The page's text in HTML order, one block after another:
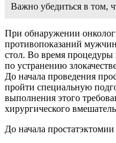
Важно убедиться в том,
При обнаружении
противопоказаний
стол. Во время
по устранению
До начала проведения
пройти специальную
выполнения этого
хирургического
До начала